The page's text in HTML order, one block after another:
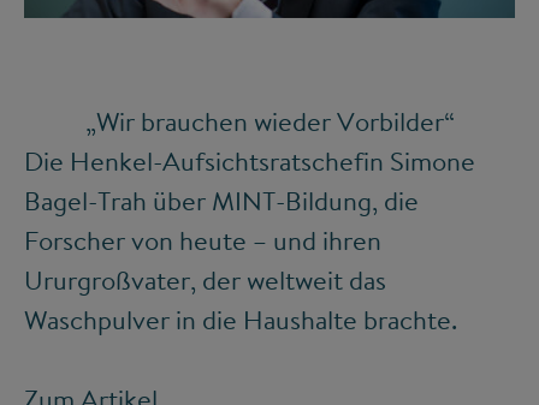
„Wir brauchen wieder Vorbilder“
Die Henkel-Aufsichtsratschefin Simone
Bagel-Trah über MINT-Bildung, die
Forscher von heute – und ihren
Ururgroßvater, der weltweit das
Waschpulver in die Haushalte brachte.